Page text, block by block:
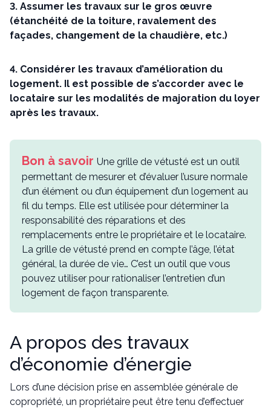
3. Assumer les travaux sur le gros œuvre
(étanchéité de la toiture, ravalement des
façades, changement de la chaudière, etc.)
4. Considérer les travaux d’amélioration du
logement. Il est possible de s’accorder avec le
locataire sur les modalités de majoration du loyer
après les travaux.
Une grille de vétusté est un outil
permettant de mesurer et d’évaluer l’usure normale
d’un élément ou d’un équipement d’un logement au
fil du temps. Elle est utilisée pour déterminer la
responsabilité des réparations et des
remplacements entre le propriétaire et le locataire.
La grille de vétusté prend en compte l’âge, l’état
général, la durée de vie… C’est un outil que vous
pouvez utiliser pour rationaliser l’entretien d’un
logement de façon transparente.
A propos des travaux
d’économie d’énergie
Lors d’une décision prise en assemblée générale de
copropriété, un propriétaire peut être tenu d’effectuer